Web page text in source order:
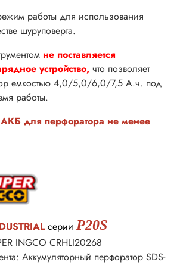
работы для использования
шуруповерта.
не поставляется
устройство, что позволяет
емкостью 4,0/5,0/6,0/7,5 А.ч. под
работы.
для перфоратора не менее
серии P20S
INGCO CRHLI20268
Аккумуляторный перфоратор SDS-